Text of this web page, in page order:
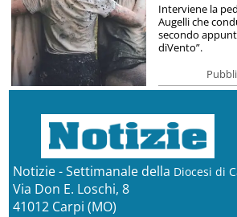
Interviene la
Augelli che
secondo
diVento”.
Notizie - Settimanale della Diocesi di
Via Don E. Loschi, 8
41012 Carpi (MO)